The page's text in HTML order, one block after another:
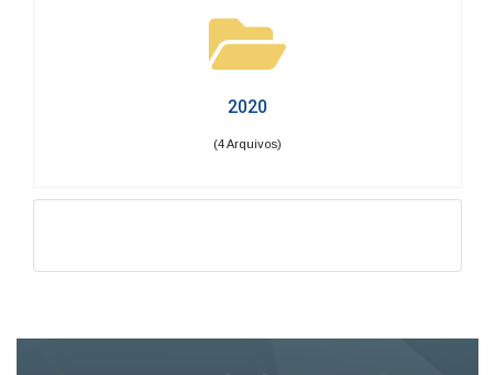
2020
(4 Arquivos)